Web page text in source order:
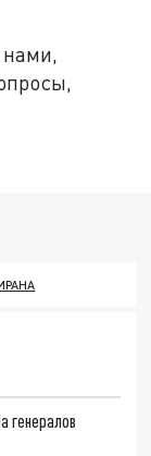
генералов